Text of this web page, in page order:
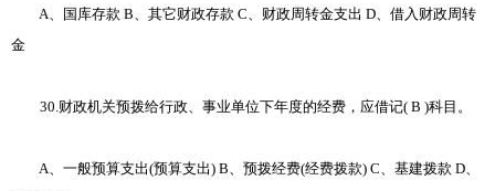
A、国库存款 B、其它财政存款 C、财政周转金支出 D、借入财政周转
金
30.财政机关预拨给行政、事业单位下年度的经费，应借记( B )科目。
A、一般预算支出(预算支出) B、预拨经费(经费拨款) C、基建拨款 D、